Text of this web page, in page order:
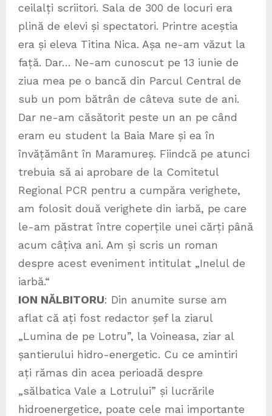
ceilalți scriitori. Sala de 300 de locuri era
plină de elevi și spectatori. Printre aceștia
era și eleva Titina Nica. Așa ne-am văzut la
față. Dar… Ne-am cunoscut pe 13 iunie de
ziua mea pe o bancă din Parcul Central de
sub un pom bătrân de câteva sute de ani.
Dar ne-am căsătorit peste un an pe când
eram eu student la Baia Mare și ea în
învățământ în Maramureș. Fiindcă pe atunci
trebuia să ai aprobare de la Comitetul
Regional PCR pentru a cumpăra verighete,
am folosit două verighete din iarbă, pe care
le-am păstrat între coperțile unei cărți până
acum câțiva ani. Am și scris un roman
despre acest eveniment intitulat „Inelul de
iarbă.“
ION NĂLBITORU: Din anumite surse am
aflat că ați fost redactor șef la ziarul
„Lumina de pe Lotru”, la Voineasa, ziar al
șantierului hidro-energetic. Cu ce amintiri
ați rămas din acea perioadă despre
„sălbatica Vale a Lotrului” și lucrările
hidroenergetice, poate cele mai importante